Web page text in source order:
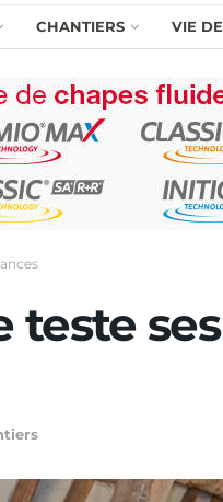
CHANTIERS VIE
teste ses